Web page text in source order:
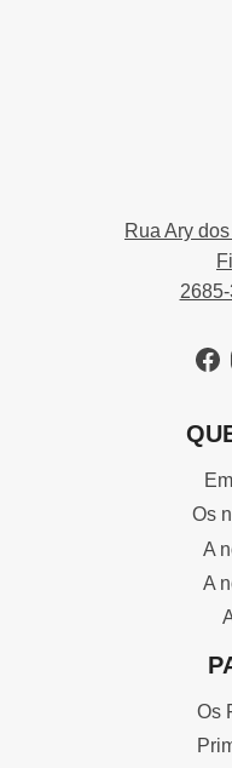
Rua Ary
Os
A
A
Os